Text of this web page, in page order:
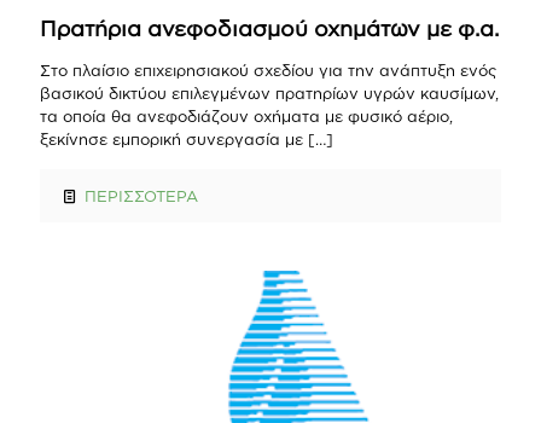
Πρατήρια ανεφοδιασμού οχημάτων με φ.α.
Στο πλαίσιο επιχειρησιακού σχεδίου για την ανάπτυξη ενός
βασικού δικτύου επιλεγμένων πρατηρίων υγρών καυσίμων,
τα οποία θα ανεφοδιάζουν οχήματα με φυσικό αέριο,
ξεκίνησε εμπορική συνεργασία με […]
ΠΕΡΙΣΣΟΤΕΡΑ